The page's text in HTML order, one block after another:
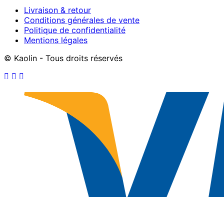
Livraison & retour
Conditions générales de vente
Politique de confidentialité
Mentions légales
© Kaolin - Tous droits réservés